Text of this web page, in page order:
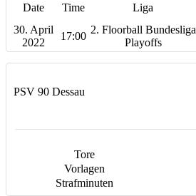
Date Time Liga
30. April
2022
17:00
2. Floorball Bundesliga
Playoffs
PSV 90 Dessau